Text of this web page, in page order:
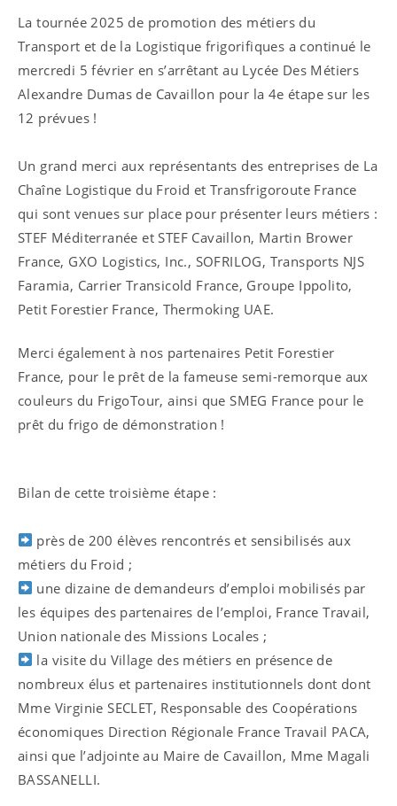
La tournée 2025 de promotion des métiers du
Transport et de la Logistique frigorifiques a continué le
mercredi 5 février en s’arrêtant au Lycée Des Métiers
Alexandre Dumas de Cavaillon pour la 4e étape sur les
12 prévues !
Un grand merci aux représentants des entreprises de La
Chaîne Logistique du Froid et Transfrigoroute France
qui sont venues sur place pour présenter leurs métiers :
STEF Méditerranée et STEF Cavaillon, Martin Brower
France, GXO Logistics, Inc., SOFRILOG, Transports NJS
Faramia, Carrier Transicold France, Groupe Ippolito,
Petit Forestier France, Thermoking UAE.
Merci également à nos partenaires Petit Forestier
France, pour le prêt de la fameuse semi-remorque aux
couleurs du FrigoTour, ainsi que SMEG France pour le
prêt du frigo de démonstration !
Bilan de cette troisième étape :
près de 200 élèves rencontrés et sensibilisés aux
métiers du Froid ;
une dizaine de demandeurs d’emploi mobilisés par
les équipes des partenaires de l’emploi, France Travail,
Union nationale des Missions Locales ;
la visite du Village des métiers en présence de
nombreux élus et partenaires institutionnels dont dont
Mme Virginie SECLET, Responsable des Coopérations
économiques Direction Régionale France Travail PACA,
ainsi que l’adjointe au Maire de Cavaillon, Mme Magali
BASSANELLI.